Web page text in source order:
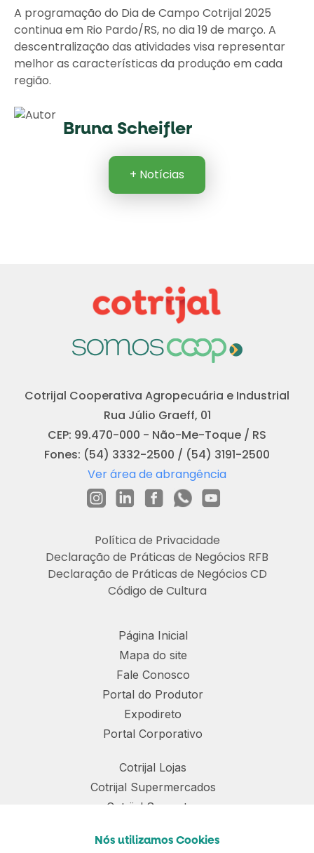
A programação do Dia de Campo Cotrijal 2025
continua em Rio Pardo/RS, no dia 19 de março. A
descentralização das atividades visa representar
melhor as características da produção em cada
região.
Bruna Scheifler
+ Notícias
Cotrijal Cooperativa Agropecuária e Industrial
Rua Júlio Graeff, 01
CEP: 99.470-000 - Não-Me-Toque / RS
Fones: (54) 3332-2500 / (54) 3191-2500
Ver área de abrangência
Política de Privacidade
Declaração de Práticas de Negócios RFB
Declaração de Práticas de Negócios CD
Código de Cultura
Página Inicial
Mapa do site
Fale Conosco
Portal do Produtor
Expodireto
Portal Corporativo
Cotrijal Lojas
Cotrijal Supermercados
Cotrijal Sementes
Cotrijal TRR
Nós utilizamos Cookies
Para sua maior segurança, atualizamos a